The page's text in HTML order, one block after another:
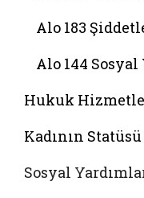
Alo 183
Alo 144
Hukuk
Kadının
Sosyal